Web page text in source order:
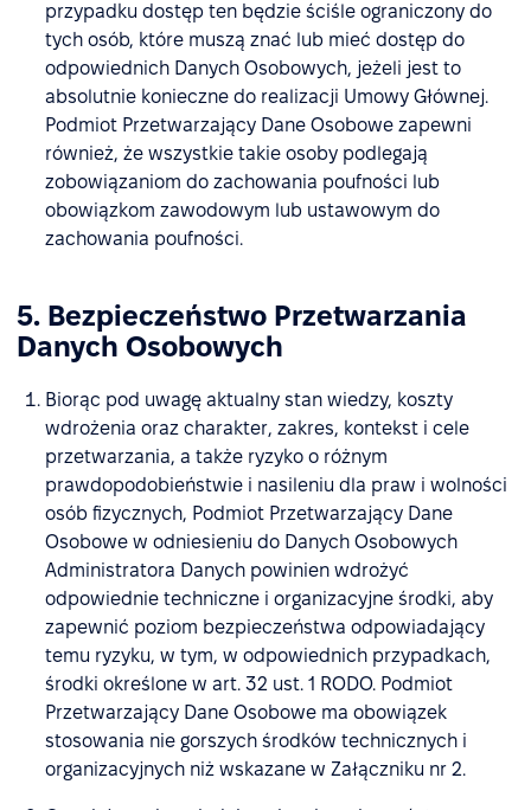
przypadku dostęp ten będzie ściśle ograniczony do
tych osób, które muszą znać lub mieć dostęp do
odpowiednich Danych Osobowych, jeżeli jest to
absolutnie konieczne do realizacji Umowy Głównej.
Podmiot Przetwarzający Dane Osobowe zapewni
również, że wszystkie takie osoby podlegają
zobowiązaniom do zachowania poufności lub
obowiązkom zawodowym lub ustawowym do
zachowania poufności.
5. Bezpieczeństwo Przetwarzania
Danych Osobowych
Biorąc pod uwagę aktualny stan wiedzy, koszty
wdrożenia oraz charakter, zakres, kontekst i cele
przetwarzania, a także ryzyko o różnym
prawdopodobieństwie i nasileniu dla praw i wolności
osób fizycznych, Podmiot Przetwarzający Dane
Osobowe w odniesieniu do Danych Osobowych
Administratora Danych powinien wdrożyć
odpowiednie techniczne i organizacyjne środki, aby
zapewnić poziom bezpieczeństwa odpowiadający
temu ryzyku, w tym, w odpowiednich przypadkach,
środki określone w art. 32 ust. 1 RODO. Podmiot
Przetwarzający Dane Osobowe ma obowiązek
stosowania nie gorszych środków technicznych i
organizacyjnych niż wskazane w Załączniku nr 2.